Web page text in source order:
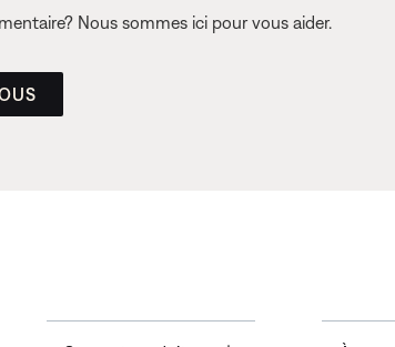
Nous sommes ici pour vous aider.